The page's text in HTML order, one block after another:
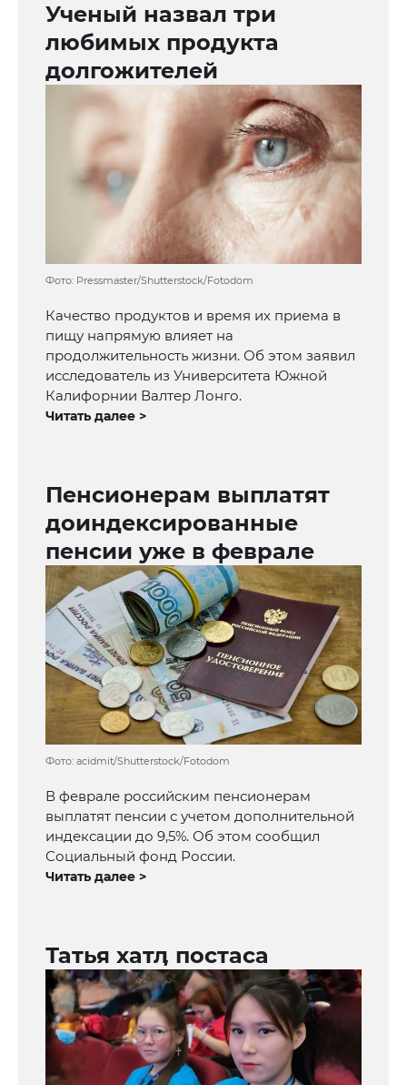
Ученый назвал три
любимых продукта
долгожителей
Фото: Pressmaster/Shutterstock/Fotodom
Качество продуктов и время их приема в
пищу напрямую влияет на
продолжительность жизни. Об этом заявил
исследователь из Университета Южной
Калифорнии Валтер Лонго.
Читать далее >
Пенсионерам выплатят
доиндексированные
пенсии уже в феврале
Фото: acidmit/Shutterstock/Fotodom
В феврале российским пенсионерам
выплатят пенсии с учетом дополнительной
индексации до 9,5%. Об этом сообщил
Социальный фонд России.
Читать далее >
Татья хатӆ постаса